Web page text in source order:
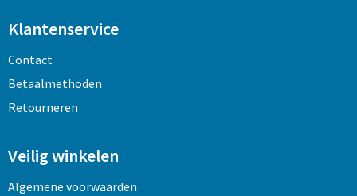
Klantenservice
Contact
Betaalmethoden
Retourneren
Veilig winkelen
Algemene voorwaarden